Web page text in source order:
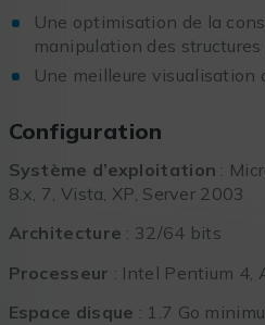
Une optimisation de la
manipulation des
Une meilleure visualisation
Configuration
Système d’exploitation :
8.x, 7, Vista, XP, Server 2003
Architecture : 32/64 bits
Processeur : Intel Pentium 4,
Espace disque : 1.7 Go